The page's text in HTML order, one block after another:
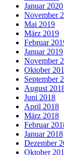
Januar 2020
November
Mai 2019
März 2019
Februar
Januar 2019
November
Oktober
September
August
Juni 2018
April 2018
März 2018
Februar
Januar 2018
Dezember
Oktober